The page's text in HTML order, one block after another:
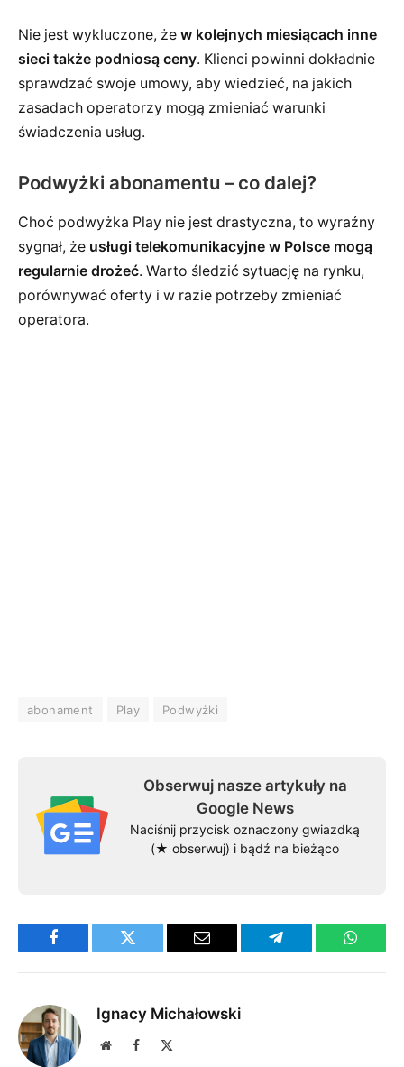
Nie jest wykluczone, że w kolejnych miesiącach inne
sieci także podniosą ceny. Klienci powinni dokładnie
sprawdzać swoje umowy, aby wiedzieć, na jakich
zasadach operatorzy mogą zmieniać warunki
świadczenia usług.
Podwyżki abonamentu – co dalej?
Choć podwyżka Play nie jest drastyczna, to wyraźny
sygnał, że usługi telekomunikacyjne w Polsce mogą
regularnie drożeć. Warto śledzić sytuację na rynku,
porównywać oferty i w razie potrzeby zmieniać
operatora.
abonament Play Podwyżki
Obserwuj nasze artykuły na
Google News
Naciśnij przycisk oznaczony gwiazdką
(★ obserwuj) i bądź na bieżąco
Facebook Twitter Email Telegram
Ignacy Michałowski
WebsiteFacebook